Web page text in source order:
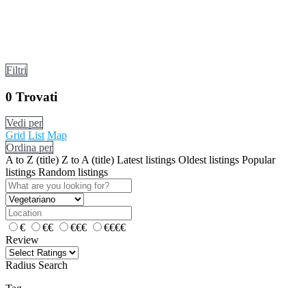
Filtri
0 Trovati
Vedi per
Grid List Map
Ordina per
A to Z (title) Z to A (title) Latest listings Oldest listings Popular
listings Random listings
€ €€ €€€
€€€€
Review
Radius Search